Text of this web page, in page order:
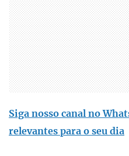
Siga nosso canal no
relevantes para o seu dia